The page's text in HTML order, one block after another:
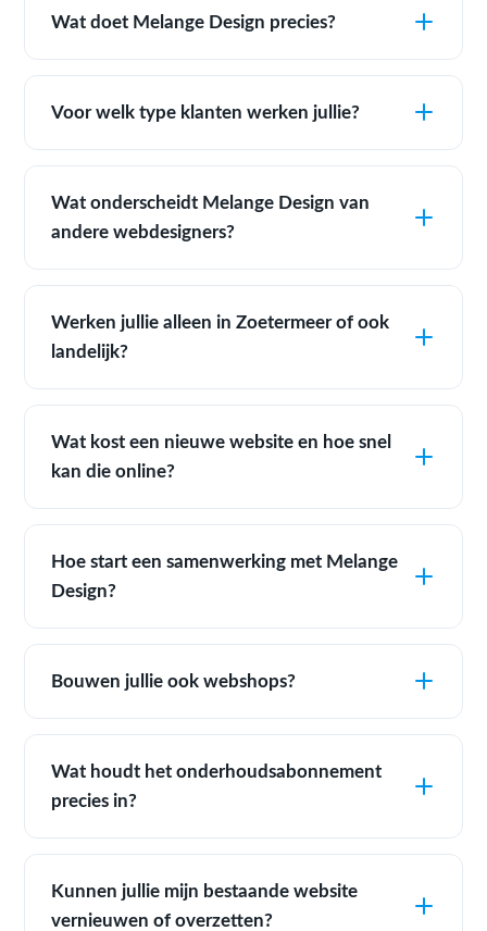
Wat doet Melange Design precies?
Voor welk type klanten werken jullie?
Wat onderscheidt Melange Design van
andere webdesigners?
Werken jullie alleen in Zoetermeer of ook
landelijk?
Wat kost een nieuwe website en hoe snel
kan die online?
Hoe start een samenwerking met Melange
Design?
Bouwen jullie ook webshops?
Wat houdt het onderhoudsabonnement
precies in?
Kunnen jullie mijn bestaande website
vernieuwen of overzetten?